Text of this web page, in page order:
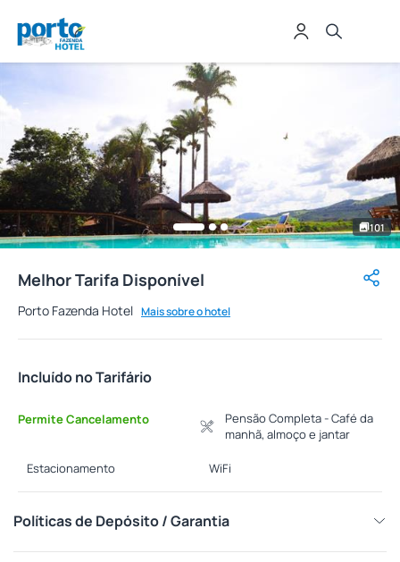
Melhor Tarifa Disponível
Porto Fazenda Hotel Mais sobre o hotel
Incluído no Tarifário
Permite Cancelamento
Pensão Completa - Café da
manhã, almoço e jantar
Estacionamento WiFi
101
Políticas de Depósito / Garantia